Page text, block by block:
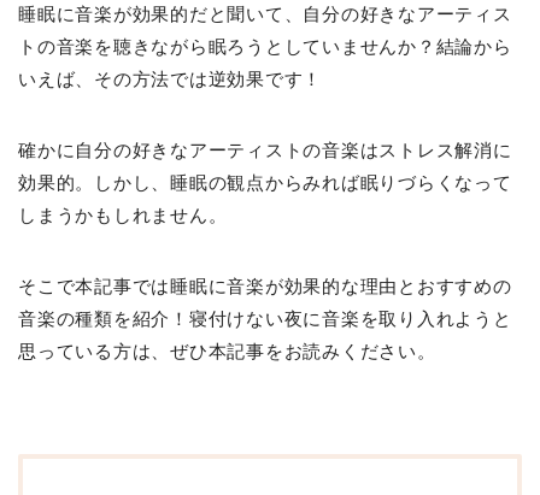
睡眠に音楽が効果的だと聞いて、自分の好きなアーティス
トの音楽を聴きながら眠ろうとしていませんか？結論から
いえば、その方法では逆効果です！
確かに自分の好きなアーティストの音楽はストレス解消に
効果的。しかし、睡眠の観点からみれば眠りづらくなって
しまうかもしれません。
そこで本記事では睡眠に音楽が効果的な理由とおすすめの
音楽の種類を紹介！寝付けない夜に音楽を取り入れようと
思っている方は、ぜひ本記事をお読みください。